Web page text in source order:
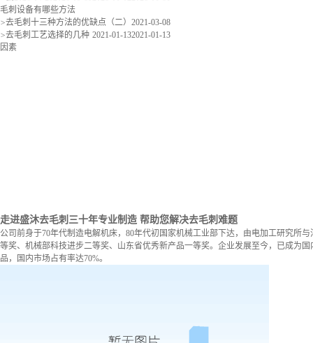
毛刺设备有哪些方法
2021-03-08
>去毛刺十三种方法的优缺点（二）
2021-01-13
2021-01-13
>去毛刺工艺选择的几种
因素
走进盛沐去毛刺 三十年专业制造 帮助您解决去毛刺难题
公司前身于70年代制造电解机床，80年代初国家机械工业部下达，由电加工研究所
等奖、机械部科技进步二等奖、山东省优秀新产品一等奖。企业发展至今，已成为
品，国内市场占有率达70%。